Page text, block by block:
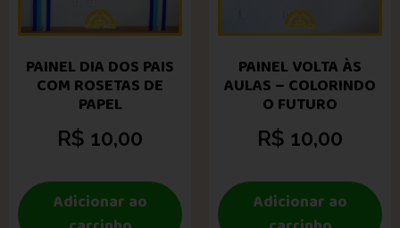
PAINEL DIA DOS PAIS
COM ROSETAS DE
PAPEL
R$ 10,00
Adicionar ao
PAINEL VOLTA ÀS
AULAS – COLORINDO
O FUTURO
R$ 10,00
Adicionar ao